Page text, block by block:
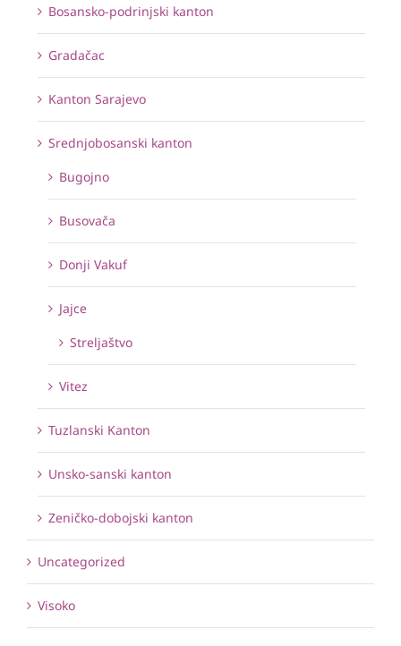
Bosansko-podrinjski kanton
Gradačac
Kanton Sarajevo
Srednjobosanski kanton
Bugojno
Busovača
Donji Vakuf
Jajce
Streljaštvo
Vitez
Tuzlanski Kanton
Unsko-sanski kanton
Zeničko-dobojski kanton
Uncategorized
Visoko